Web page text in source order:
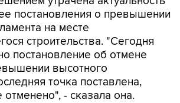
постановления о превышении
на месте
строительства. "Сегодня
постановление об отмене
высотного
точка поставлена,
отменено", - сказала она.